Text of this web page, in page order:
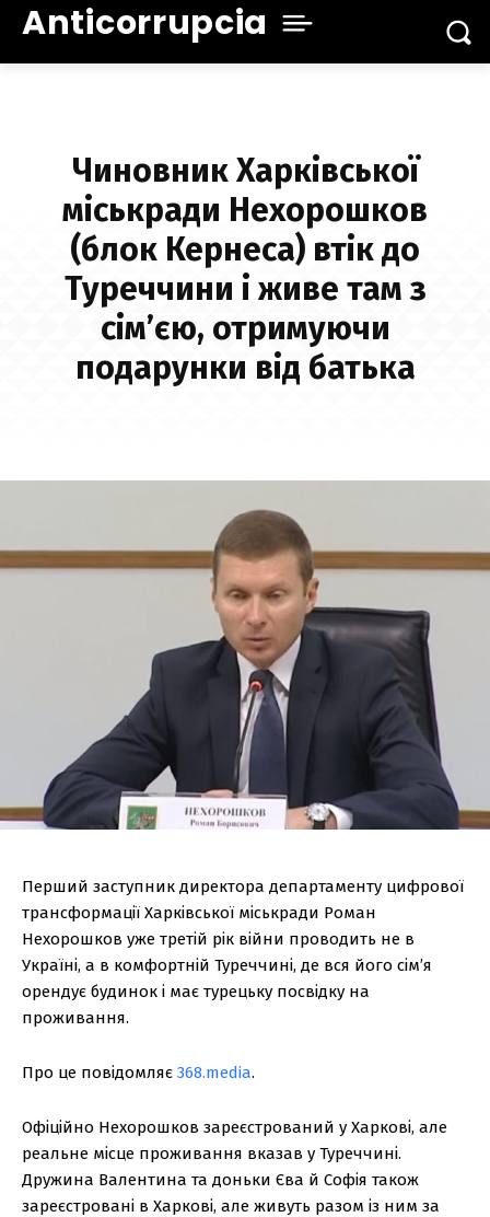
Anticorrupcia
Чиновник Харківської
міськради Нехорошков
(блок Кернеса) втік до
Туреччини і живе там з
сім’єю, отримуючи
подарунки від батька
Перший заступник директора департаменту цифрової
трансформації Харківської міськради Роман
Нехорошков уже третій рік війни проводить не в
Україні, а в комфортній Туреччині, де вся його сім’я
орендує будинок і має турецьку посвідку на
проживання.
Про це повідомляє 368.media.
Офіційно Нехорошков зареєстрований у Харкові, але
реальне місце проживання вказав у Туреччині.
Дружина Валентина та доньки Єва й Софія також
зареєстровані в Харкові, але живуть разом із ним за